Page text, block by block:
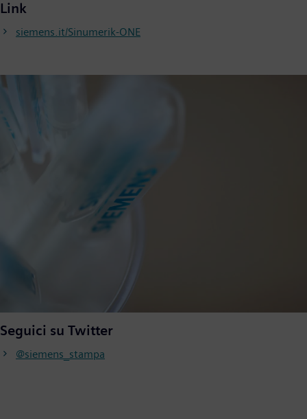
Link
siemens.it/Sinumerik-ONE
Seguici su Twitter
@siemens_stampa